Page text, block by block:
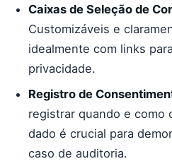
Caixas de Seleção de
Customizáveis e
idealmente com links
privacidade.
Registro de
registrar quando e como
dado é crucial para
caso de auditoria.